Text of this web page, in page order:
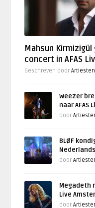
Mahsun
concert in AFAS
Geschreven door
Weezer
naar AFAS
door
BLØF
door
Megadeth
Live
door